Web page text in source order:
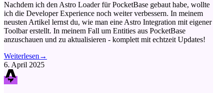
Nachdem ich den Astro Loader für PocketBase gebaut habe, wollte
ich die Developer Experience noch weiter verbessern. In meinem
neusten Artikel lernst du, wie man eine Astro Integration mit eigener
Toolbar erstellt. In meinem Fall um Entities aus PocketBase
anzuschauen und zu aktualisieren - komplett mit echtzeit Updates!
Weiterlesen →
6. April 2025